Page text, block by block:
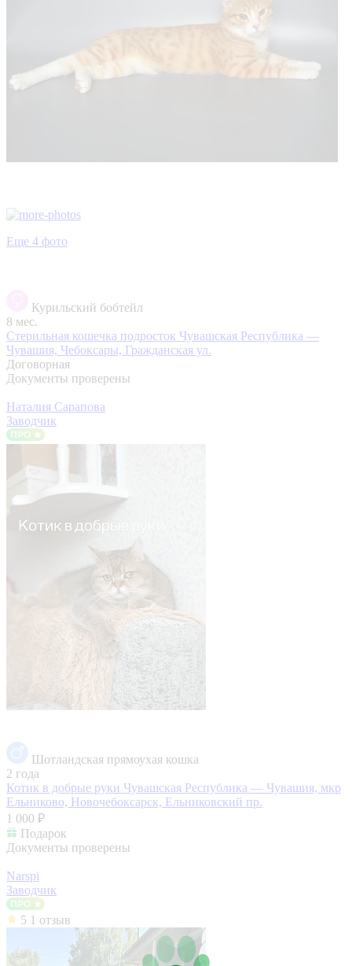
Еще 4 фото
Курильский бобтейл
8 мес.
Стерильная кошечка подросток Чувашская Республика —
Чувашия, Чебоксары, Гражданская ул.
Договорная
Документы проверены
Наталия Сарапова
Заводчик
Шотландская прямоухая кошка
2 года
Котик в добрые руки Чувашская Республика — Чувашия, мкр
Ельниково, Новочебоксарск, Ельниковский пр.
1 000 ₽
Подарок
Документы проверены
Narspi
Заводчик
5 1 отзыв